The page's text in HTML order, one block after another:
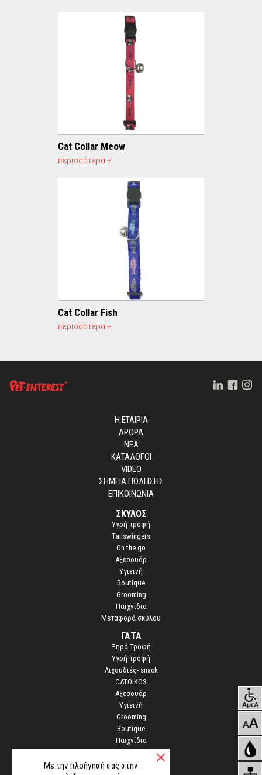
Cat Collar Meow
περισσότερα +
Cat Collar Fish
περισσότερα +
Η ΕΤΑΙΡΙΑ
ΑΡΘΡΑ
ΝΕΑ
ΚΑΤΑΛΟΓΟΙ
VIDEO
ΣΗΜΕΙΑ ΠΩΛΗΣΗΣ
ΕΠΙΚΟΙΝΩΝΙΑ
ΣΚΥΛΟΣ
Yγρή τροφή
Τailswingers
On the go
Αξεσουάρ
Υγιεινή
Boutique
Grooming
Παιχνίδια
Μεταφορά σκύλου
ΓΑΤΑ
Ξηρά Τροφή
Υγρή τροφή
Λιχουδιές- snack
CATOIKOS
Αξεσουάρ
Υγιεινή
Grooming
Boutique
Παιχνίδια
Με την πλοήγησή σας στην